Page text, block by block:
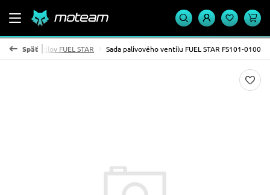
Späťventilov FUEL STAR Sada palivového ventilu FUEL STAR FS101-0100